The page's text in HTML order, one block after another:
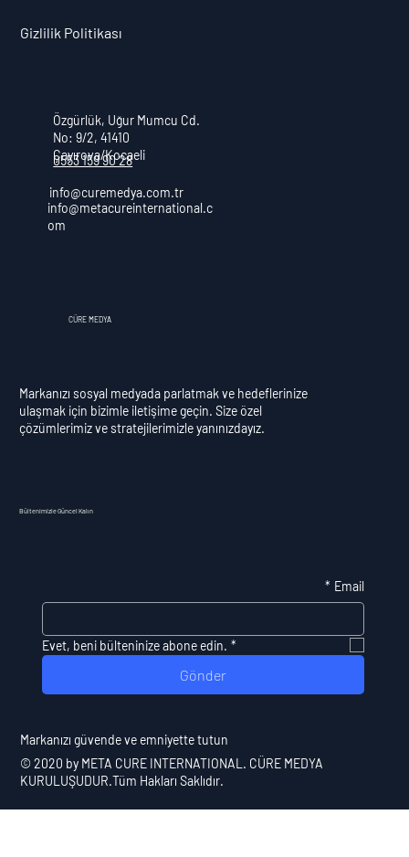
Gizlilik Politikası
Özgürlük, Uğur Mumcu Cd.
No: 9/2, 41410
Çayırova/Kocaeli
info@curemedya.com.tr
info@metacureinternational.c
om
0553 159 90 28
CÜRE MEDYA
Markanızı sosyal medyada parlatmak ve hedeflerinize
ulaşmak için bizimle iletişime geçin. Size özel
çözümlerimiz ve stratejilerimizle yanınızdayız.
Bültenimizle Güncel Kalın
Email
*
Evet, beni bülteninize abone edin. *
Gönder
​Markanızı güvende ve emniyette tutun
© 2020 by META CURE INTERNATIONAL . CÜRE MEDYA
KURULUŞUDUR.Tüm Hakları Saklıdır.